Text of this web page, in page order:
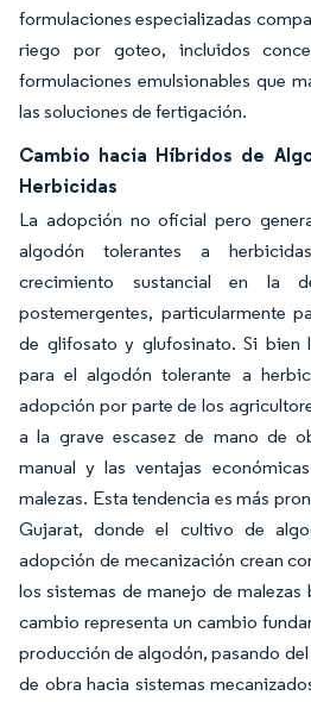
formulaciones especializadas
riego por goteo, incluidos
formulaciones emulsionables que
las soluciones de fertigación.
Cambio hacia Híbridos de
Herbicidas
La adopción no oficial pero
algodón tolerantes a
crecimiento sustancial en la
postemergentes, particularmente
de glifosato y glufosinato. Si bien
para el algodón tolerante a
adopción por parte de los
a la grave escasez de mano de
manual y las ventajas
malezas. Esta tendencia es más
Gujarat, donde el cultivo de
adopción de mecanización crean
los sistemas de manejo de malezas
cambio representa un cambio
producción de algodón, pasando
de obra hacia sistemas